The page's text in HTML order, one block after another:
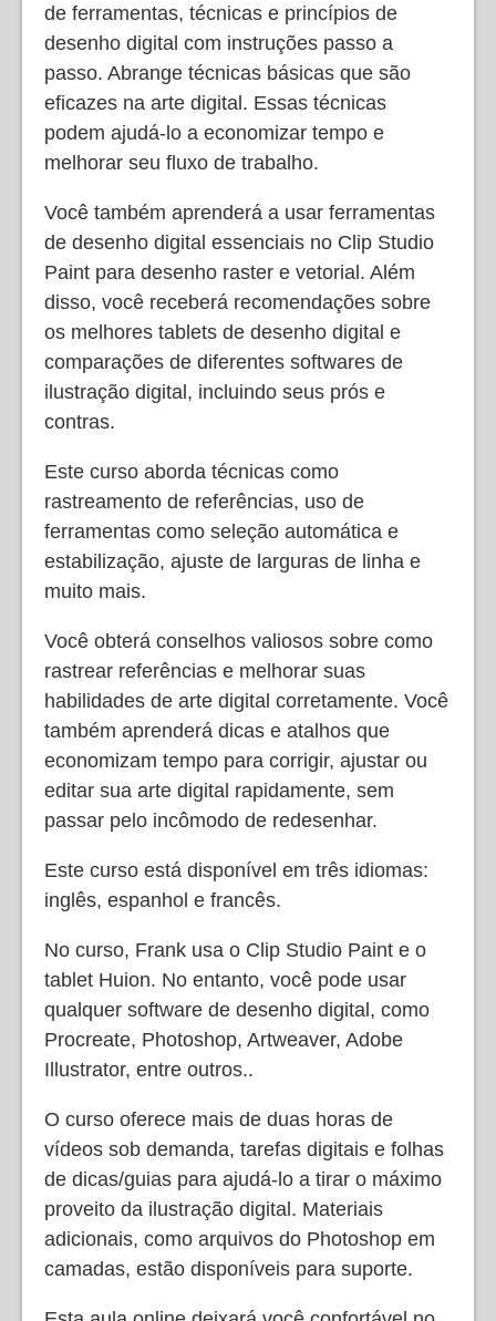
de ferramentas, técnicas e princípios de
desenho digital com instruções passo a
passo. Abrange técnicas básicas que são
eficazes na arte digital. Essas técnicas
podem ajudá-lo a economizar tempo e
melhorar seu fluxo de trabalho.
Você também aprenderá a usar ferramentas
de desenho digital essenciais no Clip Studio
Paint para desenho raster e vetorial. Além
disso, você receberá recomendações sobre
os melhores tablets de desenho digital e
comparações de diferentes softwares de
ilustração digital, incluindo seus prós e
contras.
Este curso aborda técnicas como
rastreamento de referências, uso de
ferramentas como seleção automática e
estabilização, ajuste de larguras de linha e
muito mais.
Você obterá conselhos valiosos sobre como
rastrear referências e melhorar suas
habilidades de arte digital corretamente. Você
também aprenderá dicas e atalhos que
economizam tempo para corrigir, ajustar ou
editar sua arte digital rapidamente, sem
passar pelo incômodo de redesenhar.
Este curso está disponível em três idiomas:
inglês, espanhol e francês.
No curso, Frank usa o Clip Studio Paint e o
tablet Huion. No entanto, você pode usar
qualquer software de desenho digital, como
Procreate, Photoshop, Artweaver, Adobe
Illustrator, entre outros..
O curso oferece mais de duas horas de
vídeos sob demanda, tarefas digitais e folhas
de dicas/guias para ajudá-lo a tirar o máximo
proveito da ilustração digital. Materiais
adicionais, como arquivos do Photoshop em
camadas, estão disponíveis para suporte.